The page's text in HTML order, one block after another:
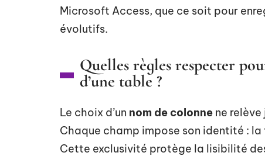
Microsoft Access, que ce soit pour
évolutifs.
Quelles règles respecter
d’une table ?
Le choix d’un nom de colonne ne
Chaque champ impose son identité :
Cette exclusivité protège la lisibilité